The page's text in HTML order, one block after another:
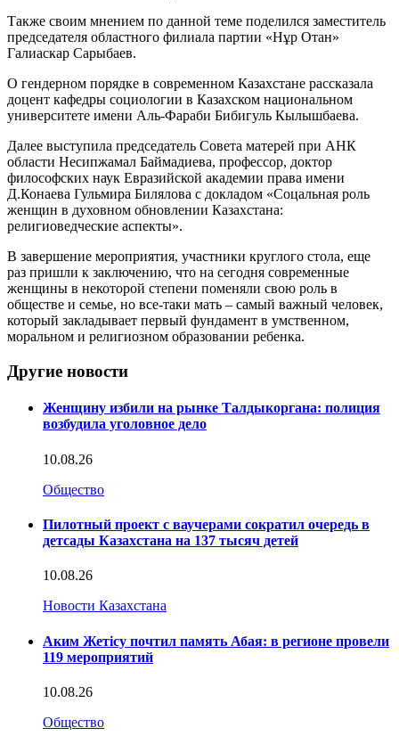
Также своим мнением по данной теме поделился заместитель
председателя областного филиала партии «Нұр Отан»
Галиаскар Сарыбаев.
О гендерном порядке в современном Казахстане рассказала
доцент кафедры социологии в Казахском национальном
университете имени Аль-Фараби Бибигуль Кылышбаева.
Далее выступила председатель Совета матерей при АНК
области Несипжамал Баймадиева, профессор, доктор
философских наук Евразийской академии права имени
Д.Конаева Гульмира Билялова с докладом «Соцальная роль
женщин в духовном обновлении Казахстана:
религиоведческие аспекты».
В завершение мероприятия, участники круглого стола, еще
раз пришли к заключению, что на сегодня современные
женщины в некоторой степени поменяли свою роль в
обществе и семье, но все-таки мать – самый важный человек,
который закладывает первый фундамент в умственном,
моральном и религиозном образовании ребенка.
Другие новости
Женщину избили на рынке Талдыкоргана: полиция
возбудила уголовное дело
10.08.26
Общество
Пилотный проект с ваучерами сократил очередь в
детсады Казахстана на 137 тысяч детей
10.08.26
Новости Казахстана
Аким Жетісу почтил память Абая: в регионе провели
119 мероприятий
10.08.26
Общество